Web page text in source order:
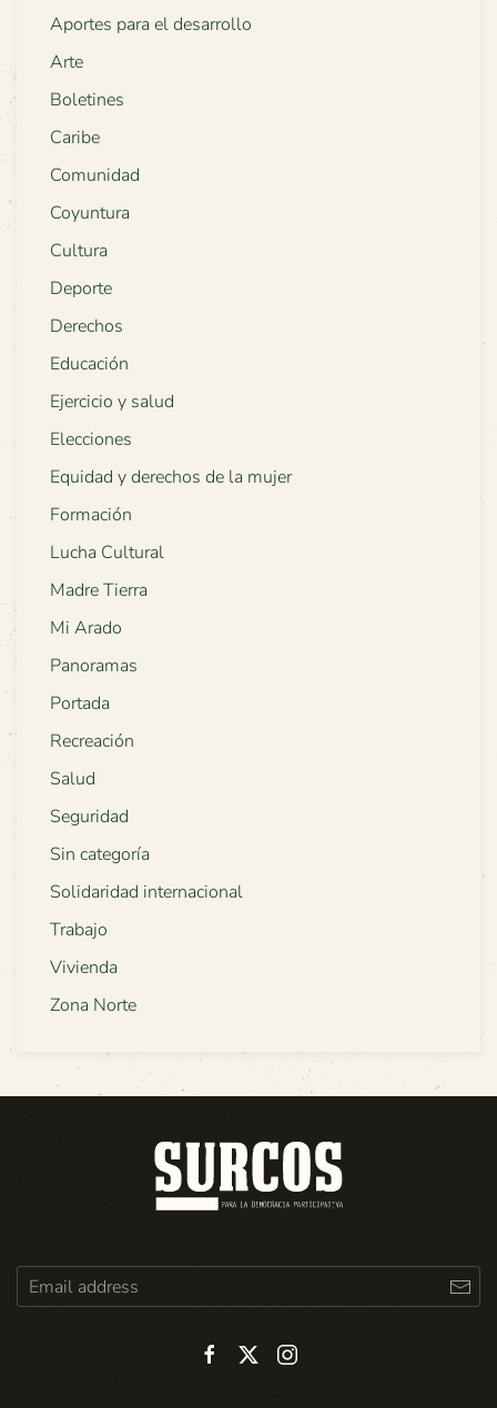
Aportes para el desarrollo
Arte
Boletines
Caribe
Comunidad
Coyuntura
Cultura
Deporte
Derechos
Educación
Ejercicio y salud
Elecciones
Equidad y derechos de la mujer
Formación
Lucha Cultural
Madre Tierra
Mi Arado
Panoramas
Portada
Recreación
Salud
Seguridad
Sin categoría
Solidaridad internacional
Trabajo
Vivienda
Zona Norte